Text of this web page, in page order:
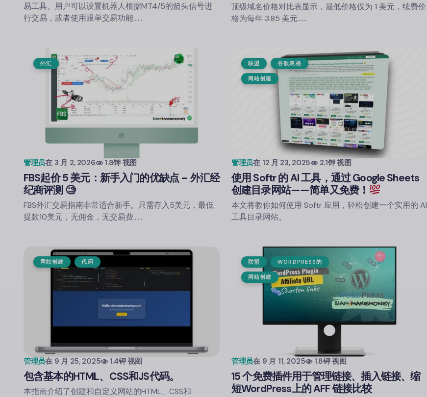
易工具。用户可以设置机器人根据MT4/5的箭头信号进
行交易，或者使用跟单交易功能……
顶级域名价格对比表显示，最低价格仅为 1 美元，续费价
格为每年 3.85 美元……
外汇
管理员在 3 月 2, 2026 1.8钾 视图
FBS起价 5 美元：新手入门的优缺点 – 外汇经
纪商评测 🧐
FBS外汇交易指南非常适合新手。只需存入5美元，最低
提款10美元，无佣金，无交易费……
联盟 谷歌表格
网站创建
管理员在 12 月 23, 2025 2.1钾 视图
使用 Softr 的 AI 工具，通过 Google Sheets
创建目录网站——简单又免费！
本文将教你如何使用 Softr 应用，轻松创建一个实用的 AI
工具目录网站。
网站创建 代码
管理员在 9 月 25, 2025 1.4钾 视图
包含基本的HTML、CSS和JS代码。
本指南介绍了创建和自定义网站的HTML、CSS和
联盟 WORDPRESS的
网站创建
管理员在 9 月 11, 2025 1.8钾 视图
15 个免费插件用于管理链接、插入链接、缩
短WordPress上的 AFF 链接比较